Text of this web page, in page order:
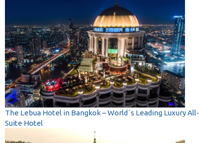
The Lebua Hotel in Bangkok – World´s Leading Luxury All-
Suite Hotel